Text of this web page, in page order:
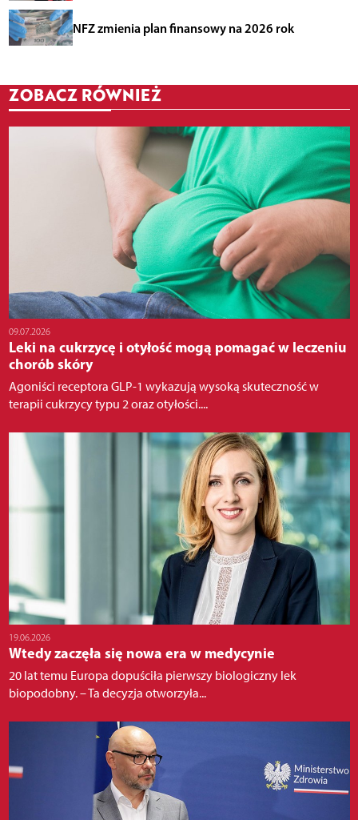
NFZ zmienia plan finansowy na 2026 rok
ZOBACZ RÓWNIEŻ
09.07.2026
Leki na cukrzycę i otyłość mogą pomagać w leczeniu
chorób skóry
Agoniści receptora GLP-1 wykazują wysoką skuteczność w
terapii cukrzycy typu 2 oraz otyłości....
19.06.2026
Wtedy zaczęła się nowa era w medycynie
20 lat temu Europa dopuściła pierwszy biologiczny lek
biopodobny. – Ta decyzja otworzyła...